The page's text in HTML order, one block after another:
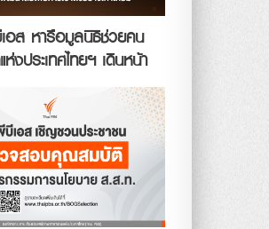
อส หารือมูลนิธิช่วยคน
งประเทศไทยฯ เดินหน้า
พื่อการเข้าถึงอย่างเท่า
เทียม